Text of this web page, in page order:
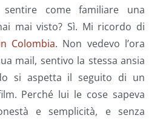
come familiare una
mai visto? Sì. Mi ricordo di
Colombia. Non vedevo l’ora
mail, sentivo la stessa ansia
si aspetta il seguito di un
Perché lui le cose sapeva
e semplicità, e senza